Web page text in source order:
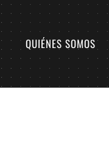
QUIÉNES SOMOS